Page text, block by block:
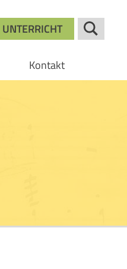
UNTERRICHT
Kontakt